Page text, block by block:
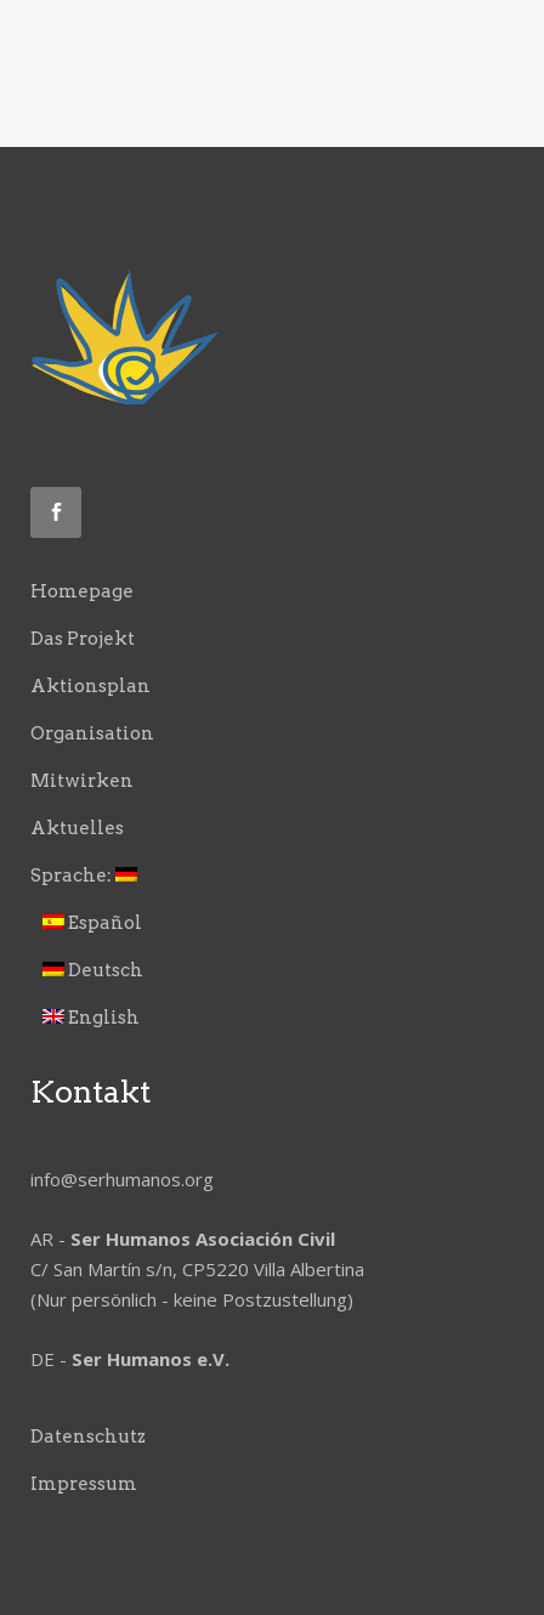
Homepage
Das Projekt
Aktionsplan
Organisation
Mitwirken
Aktuelles
Sprache:
Español
Deutsch
English
Kontakt
info@serhumanos.org
AR - Ser Humanos Asociación Civil
C/ San Martín s/n, CP5220 Villa Albertina
(Nur persönlich - keine Postzustellung)
DE - Ser Humanos e.V.
Datenschutz
Impressum